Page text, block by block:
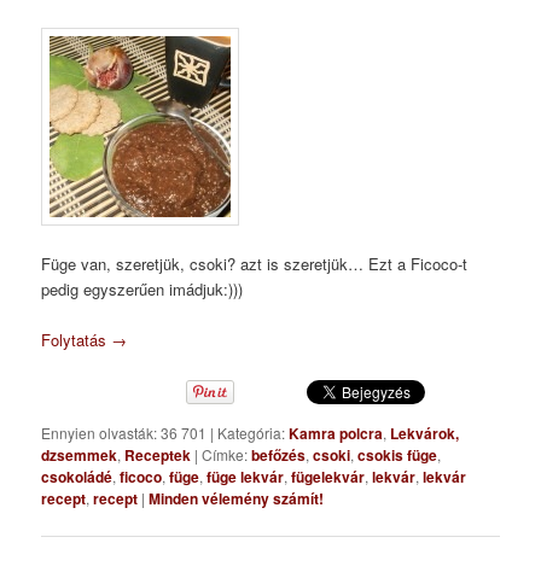
Füge van, szeretjük, csoki? azt is szeretjük… Ezt a Ficoco-t
pedig egyszerűen imádjuk:)))
Folytatás →
Ennyien olvasták: 36 701 | Kategória:Kamra polcra, Lekvárok,
dzsemmek, Receptek |Címke:befőzés,csoki,csokis füge,
csokoládé,ficoco,füge,füge lekvár,fügelekvár,lekvár,lekvár
recept,recept |Minden vélemény számít!